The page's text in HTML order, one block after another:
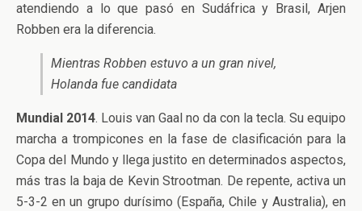
atendiendo a lo que pasó en Sudáfrica y Brasil, Arjen
Robben era la diferencia.
Mientras Robben estuvo a un gran nivel,
Holanda fue candidata
Mundial 2014. Louis van Gaal no da con la tecla. Su equipo
marcha a trompicones en la fase de clasificación para la
Copa del Mundo y llega justito en determinados aspectos,
más tras la baja de Kevin Strootman. De repente, activa un
5-3-2 en un grupo durísimo (España, Chile y Australia), en